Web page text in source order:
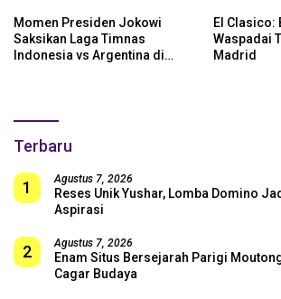
Momen Presiden Jokowi
Saksikan Laga Timnas
Indonesia vs Argentina di
El Clasico:
Waspadai
Madrid
Terbaru
1 Agustus 7, 2026
Reses Unik Yushar, Lomba Domino
Aspirasi
2 Agustus 7, 2026
Enam Situs Bersejarah Parigi
Cagar Budaya